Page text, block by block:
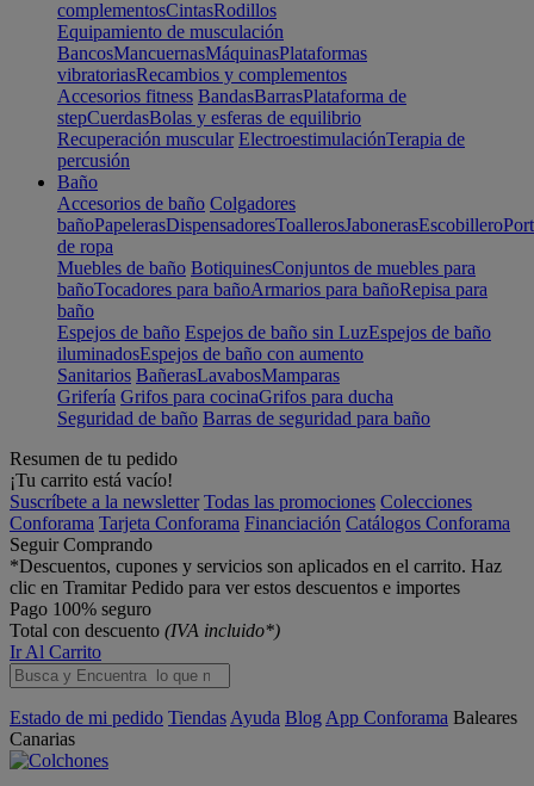
complementosCintasRodillos
Equipamiento de musculación
BancosMancuernasMáquinasPlataformas
vibratoriasRecambios y complementos
Accesorios fitness BandasBarrasPlataforma de
stepCuerdasBolas y esferas de equilibrio
Recuperación muscular ElectroestimulaciónTerapia de
percusión
Baño
Accesorios de baño Colgadores
bañoPapelerasDispensadoresToallerosJabonerasEscobillero
de ropa
Muebles de baño BotiquinesConjuntos de muebles para
bañoTocadores para bañoArmarios para bañoRepisa para
baño
Espejos de baño Espejos de baño sin LuzEspejos de baño
iluminadosEspejos de baño con aumento
Sanitarios BañerasLavabosMamparas
Grifería Grifos para cocinaGrifos para ducha
Seguridad de baño Barras de seguridad para baño
Resumen de tu pedido
¡Tu carrito está vacío!
Suscríbete a la newsletter Todas las promociones Colecciones
Conforama Tarjeta Conforama Financiación Catálogos Conforama
Seguir Comprando
*Descuentos, cupones y servicios son aplicados en el carrito. Haz
clic en Tramitar Pedido para ver estos descuentos e importes
Pago 100% seguro
Total con descuento (IVA incluido*)
Ir Al Carrito
Estado de mi pedido Tiendas Ayuda Blog App Conforama Baleares
Canarias